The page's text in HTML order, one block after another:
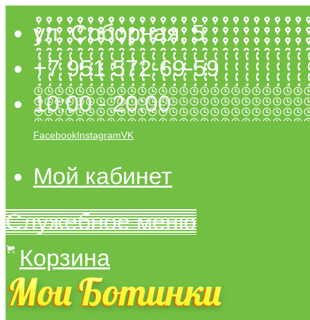
ул. Соборная, 5
+7 951 572-69-59
10:00 - 20:00
FacebookInstagramVK
Мой кабинет
Служебное меню
Корзина